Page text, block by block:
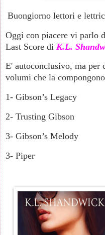
Buongiorno lettori e
Oggi con piacere vi parlo
Last Score di K.L.
E' autoconclusivo, ma per
volumi che la
1- Gibson’s Legacy
2- Trusting Gibson
3- Gibson’s Melody
3- Piper